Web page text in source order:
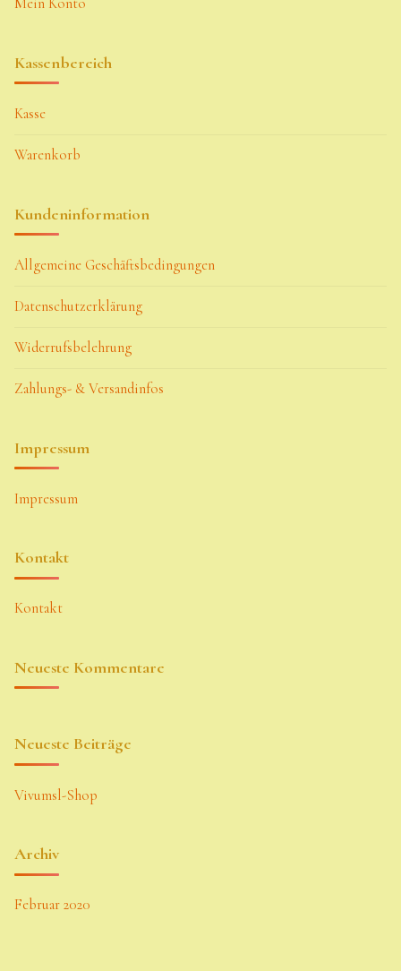
Mein Konto
Kassenbereich
Kasse
Warenkorb
Kundeninformation
Allgemeine Geschäftsbedingungen
Datenschutzerklärung
Widerrufsbelehrung
Zahlungs- & Versandinfos
Impressum
Impressum
Kontakt
Kontakt
Neueste Kommentare
Neueste Beiträge
Vivumsl-Shop
Archiv
Februar 2020